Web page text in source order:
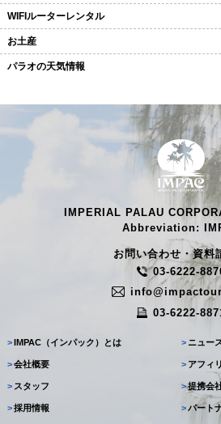
WIFIルーターレンタル
お土産
パラオの天気情報
IMPERIAL PALAU
Abbreviation:
お問い合わせ・資
03-6222-
03-6222-
> IMPAC（インパック）とは
>会社概要
> スタッフ
>採用情報
> ニュー
> アフィ
>提携会
>パート